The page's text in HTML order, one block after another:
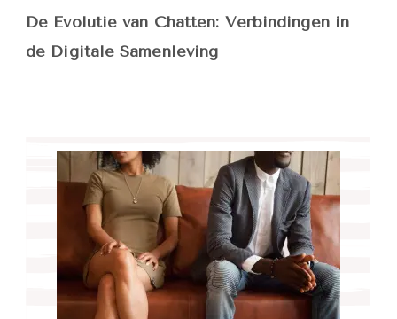
De Evolutie van Chatten: Verbindingen in
de Digitale Samenleving